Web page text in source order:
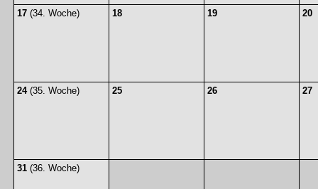
17 (34. Woche) 18 19 20
24(35. Woche) 25 26 27
31 (36. Woche)